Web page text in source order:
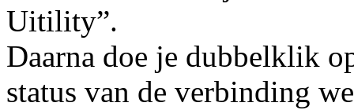
Uitility”.
Daarna doe je dubbelklik
status van de verbinding